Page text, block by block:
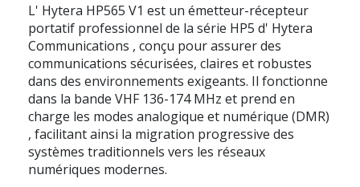
L' Hytera HP565 V1 est un émetteur-récepteur
portatif professionnel de la série HP5 d' Hytera
Communications , conçu pour assurer des
communications sécurisées, claires et robustes
dans des environnements exigeants. Il fonctionne
dans la bande VHF 136-174MHz et prend en
charge les modes analogique et numérique (DMR)
, facilitant ainsi la migration progressive des
systèmes traditionnels vers les réseaux
numériques modernes.